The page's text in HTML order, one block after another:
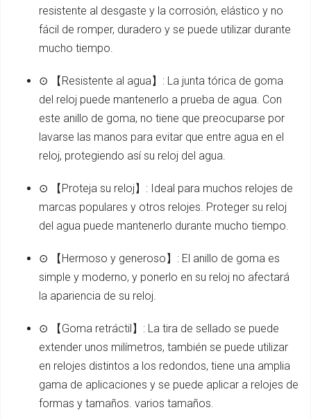
resistente al desgaste y la corrosión, elástico y no
fácil de romper, duradero y se puede utilizar durante
mucho tiempo.
⊙ 【Resistente al agua】: La junta tórica de goma
del reloj puede mantenerlo a prueba de agua. Con
este anillo de goma, no tiene que preocuparse por
lavarse las manos para evitar que entre agua en el
reloj, protegiendo así su reloj del agua.
⊙ 【Proteja su reloj】: Ideal para muchos relojes de
marcas populares y otros relojes. Proteger su reloj
del agua puede mantenerlo durante mucho tiempo.
⊙ 【Hermoso y generoso】: El anillo de goma es
simple y moderno, y ponerlo en su reloj no afectará
la apariencia de su reloj.
⊙ 【Goma retráctil】: La tira de sellado se puede
extender unos milímetros, también se puede utilizar
en relojes distintos a los redondos, tiene una amplia
gama de aplicaciones y se puede aplicar a relojes de
formas y tamaños. varios tamaños.